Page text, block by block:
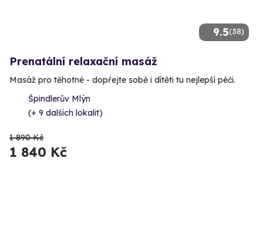
9.5(38)
Prenatální relaxační masáž
Masáž pro těhotné - dopřejte sobě i dítěti tu nejlepší péči.
Špindlerův Mlýn
(+ 9 dalších lokalit)
1 890 Kč
1 840 Kč